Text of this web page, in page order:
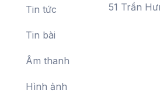
Tin tức
Tin bài
Âm thanh
Hình ảnh
51 Trần